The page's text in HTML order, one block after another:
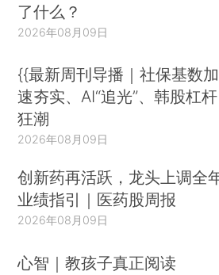
了什么？
2026年08月09日
{{最新周刊导播｜社保基数加
速夯实、AI“追光”、韩股杠杆
狂潮
2026年08月09日
创新药再活跃，龙头上调全
业绩指引｜医药股周报
2026年08月09日
心智｜教孩子真正阅读